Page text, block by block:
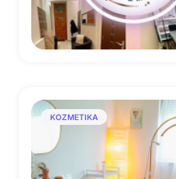
KOZMETIKA